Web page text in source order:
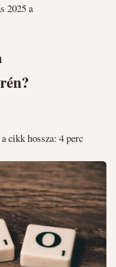
2025 a
a cikk hossza: 4 perc